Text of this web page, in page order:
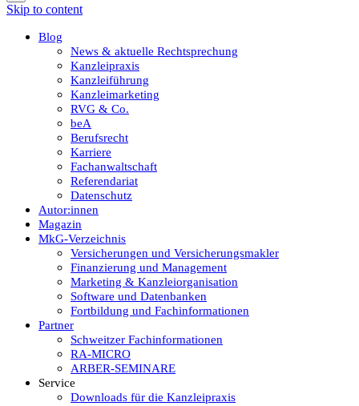
Skip to content
Blog
News & aktuelle Rechtsprechung
Kanzleipraxis
Kanzleiführung
Kanzleimarketing
RVG & Co.
beA
Berufsrecht
Karriere
Fachanwaltschaft
Referendariat
Datenschutz
Autor:innen
Magazin
MkG-Verzeichnis
Versicherungen und Versicherungsmakler
Finanzierung und Management
Marketing & Kanzleiorganisation
Software und Datenbanken
Fortbildung und Fachinformationen
Partner
Schweitzer Fachinformationen
RA-MICRO
ARBER-SEMINARE
Service
Downloads für die Kanzleipraxis